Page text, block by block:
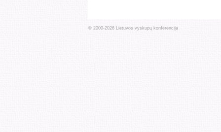
© 2000-2026 Lietuvos vyskupų konferencija